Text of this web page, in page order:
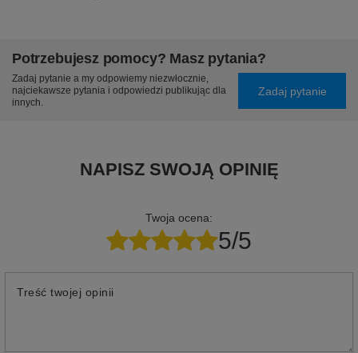
Potrzebujesz pomocy? Masz pytania?
Zadaj pytanie a my odpowiemy niezwłocznie,
najciekawsze pytania i odpowiedzi publikując dla
innych.
Zadaj pytanie
NAPISZ SWOJĄ OPINIĘ
Twoja ocena:
5/5
Treść twojej opinii